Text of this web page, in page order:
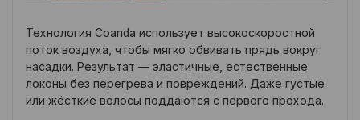
Технология Coanda использует высокоскоростной
поток воздуха, чтобы мягко обвивать прядь вокруг
насадки. Результат — эластичные, естественные
локоны без перегрева и повреждений. Даже густые
или жёсткие волосы поддаются с первого прохода.